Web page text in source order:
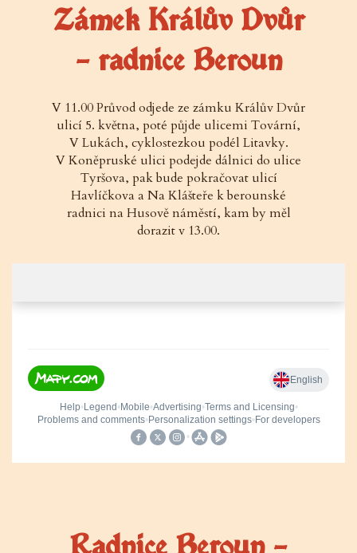
Zámek Králův Dvůr
– radnice Beroun
V 11.00 Průvod odjede ze zámku Králův Dvůr
ulicí 5. května, poté půjde ulicemi Tovární,
V Lukách, cyklostezkou podél Litavky.
V Koněpruské ulici podejde dálnici do ulice
Tyršova, pak bude pokračovat ulicí
Havlíčkova a Na Klášteře k berounské
radnici na Husově náměstí, kam by měl
dorazit v 13.00.
Radnice Beroun –